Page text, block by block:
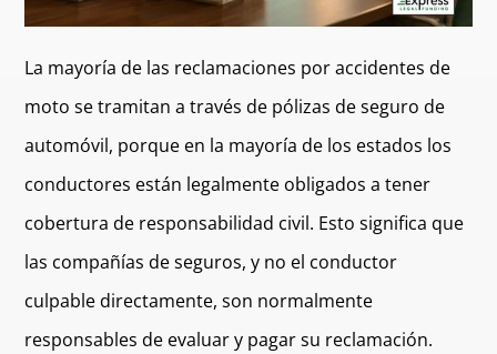
La mayoría de las reclamaciones por accidentes de
moto se tramitan a través de pólizas de seguro de
automóvil, porque en la mayoría de los estados los
conductores están legalmente obligados a tener
cobertura de responsabilidad civil. Esto significa que
las compañías de seguros, y no el conductor
culpable directamente, son normalmente
responsables de evaluar y pagar su reclamación.